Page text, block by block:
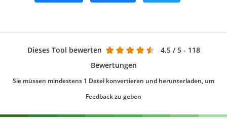
Dieses Tool bewerten 4.5 / 5 - 118
Bewertungen
Sie müssen mindestens 1 Datei konvertieren und herunterladen, um
Feedback zu geben